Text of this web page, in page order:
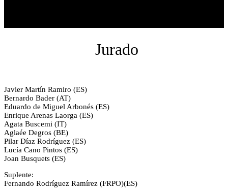
Jurado
Javier Martín Ramiro (ES)
Bernardo Bader (AT)
Eduardo de Miguel Arbonés (ES)
Enrique Arenas Laorga (ES)
Agata Buscemi (IT)
Aglaée Degros (BE)
Pilar Díaz Rodríguez (ES)
Lucía Cano Pintos (ES)
Joan Busquets (ES)
Suplente:
Fernando Rodríguez Ramírez (FRPO)(ES)